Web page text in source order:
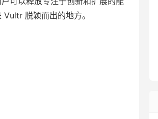
脱颖而出的地方。